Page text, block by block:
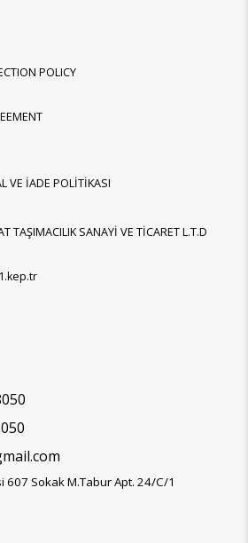
POLICY
VE İADE POLİTİKASI
TAŞIMACILIK SANAYİ VE TİCARET L.T.D
607 Sokak M.Tabur Apt. 24/C/1